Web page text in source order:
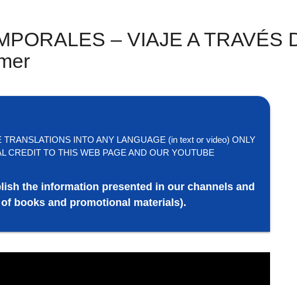
– VIAJE A TRAVÉS
INTO ANY LANGUAGE (in text or video) ONLY
CREDIT TO THIS WEB PAGE AND OUR YOUTUBE
the information presented in our channels and
books and promotional materials).